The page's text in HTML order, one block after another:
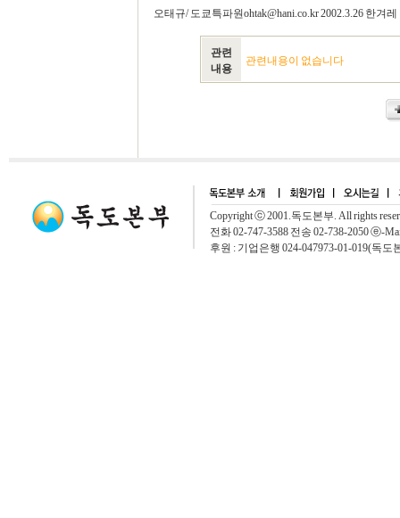
오태규/ 도쿄특파원ohtak@hani.co.kr 2002.3.26 한겨레
관련
내용
관련내용이 없습니다
Copyright ⓒ 2001.독도본부. All rights
전화 02-747-3588 전송 02-738-2050 ⓔ-
후원 : 기업은행 024-047973-01-019(독도